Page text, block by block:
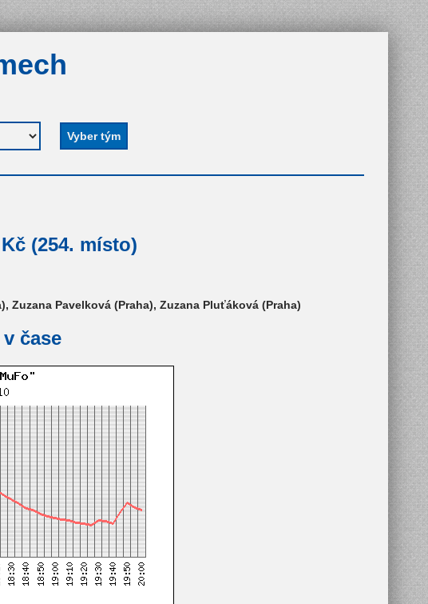
(254. místo)
Zuzana Pavelková (Praha), Zuzana Pluťáková (Praha)
čase